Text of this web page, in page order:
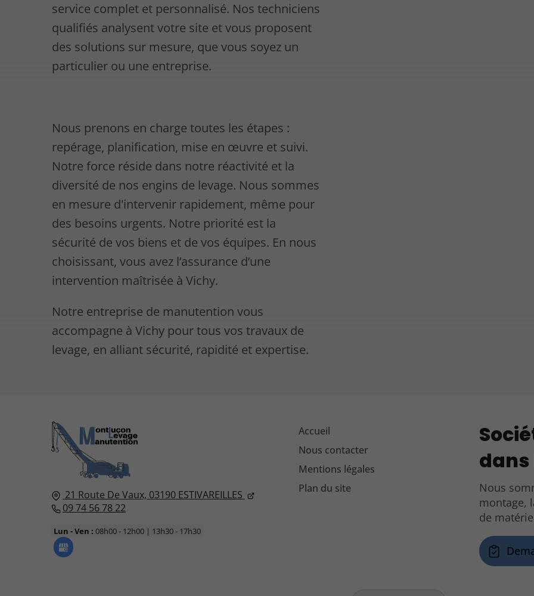
service complet et personnalisé. Nos techniciens
qualifiés analysent votre site et vous proposent
des solutions sur mesure, que vous soyez un
particulier ou une entreprise.
Nous prenons en charge toutes les étapes :
repérage, planification, mise en œuvre et suivi.
Notre force réside dans notre réactivité et la
diversité de nos engins de levage. Nous sommes
en mesure d'intervenir rapidement, même pour
des besoins urgents. Notre priorité est la
sécurité de vos biens et de vos équipes. En nous
choisissant, vous avez l’assurance d’une
intervention maîtrisée à Vichy.
Notre entreprise de manutention vous
accompagne à Vichy pour tous vos travaux de
levage, en alliant sécurité, rapidité et expertise.
21 Route De Vaux, 03190 ESTIVAREILLES
09 74 56 78 22
Lun - Ven : 08h00 - 12h00 | 13h30 - 17h30
Accueil
Nous contacter
Mentions légales
Plan du site
dans
Nous
montage,
de